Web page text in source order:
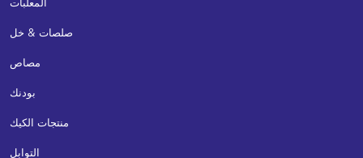
المعلبات
صلصات & خل
مصاص
بودنك
منتجات الكيك
التوابل